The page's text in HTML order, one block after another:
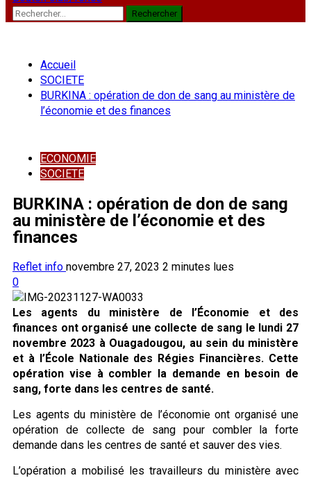
Rechercher :
Accueil
SOCIETE
BURKINA : opération de don de sang au ministère de
l’économie et des finances
ECONOMIE
SOCIETE
BURKINA : opération de don de sang
au ministère de l’économie et des
finances
Reflet info novembre 27, 2023 2 minutes lues
0
Les agents du ministère de l’Économie et des
finances ont organisé une collecte de sang le lundi 27
novembre 2023 à Ouagadougou, au sein du ministère
et à l’École Nationale des Régies Financières. Cette
opération vise à combler la demande en besoin de
sang, forte dans les centres de santé.
Les agents du ministère de l’économie ont organisé une
opération de collecte de sang pour combler la forte
demande dans les centres de santé et sauver des vies.
L’opération a mobilisé les travailleurs du ministère avec